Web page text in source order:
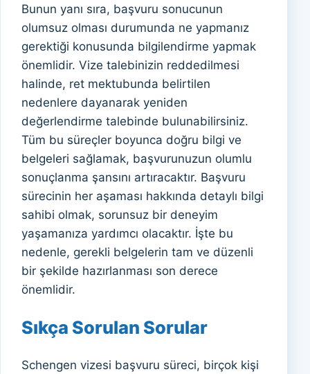
Bunun yanı sıra, başvuru sonucunun
olumsuz olması durumunda ne yapmanız
gerektiği konusunda bilgilendirme yapmak
önemlidir. Vize talebinizin reddedilmesi
halinde, ret mektubunda belirtilen
nedenlere dayanarak yeniden
değerlendirme talebinde bulunabilirsiniz.
Tüm bu süreçler boyunca doğru bilgi ve
belgeleri sağlamak, başvurunuzun olumlu
sonuçlanma şansını artıracaktır. Başvuru
sürecinin her aşaması hakkında detaylı bilgi
sahibi olmak, sorunsuz bir deneyim
yaşamanıza yardımcı olacaktır. İşte bu
nedenle, gerekli belgelerin tam ve düzenli
bir şekilde hazırlanması son derece
önemlidir.
Sıkça Sorulan Sorular
Schengen vizesi başvuru süreci, birçok kişi